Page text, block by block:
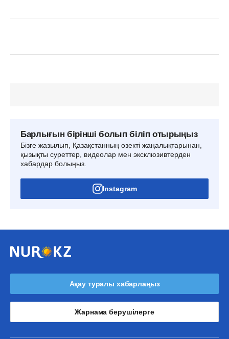
Барлығын бірінші болып біліп отырыңыз
Бізге жазылып, Қазақстанның өзекті жаңалықтарынан,
қызықты суреттер, видеолар мен эксклюзивтерден
хабардар болыңыз.
Instagram
Ақау туралы хабарлаңыз
Жарнама берушілерге